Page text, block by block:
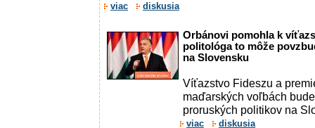
viac diskusia
Orbánovi pomohla k
politológa to môže
na Slovensku
Víťazstvo Fideszu a
maďarských voľbách
proruských politikov na
viac diskusia